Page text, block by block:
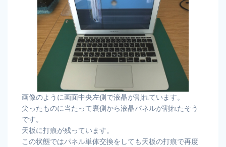
画像のように画面中央左側で液晶が割れています。
尖ったものに当たって裏側から液晶パネルが割れたそう
です。
天板に打痕が残っています。
この状態ではパネル単体交換をしても天板の打痕で再度